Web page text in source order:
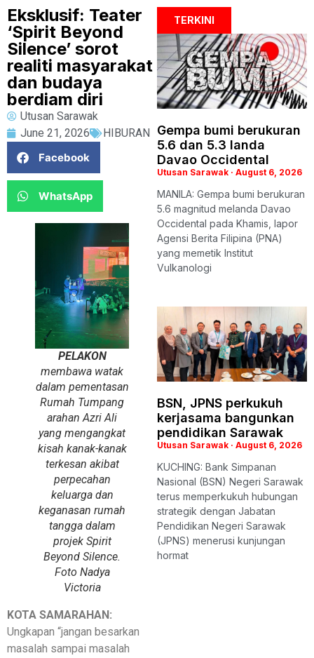
Eksklusif: Teater
‘Spirit Beyond
Silence’ sorot
realiti masyarakat
dan budaya
berdiam diri
Utusan Sarawak
June 21, 2026
HIBURAN
Facebook
WhatsApp
PELAKON
membawa watak
dalam pementasan
Rumah Tumpang
arahan Azri Ali
yang mengangkat
kisah kanak-kanak
terkesan akibat
perpecahan
keluarga dan
keganasan rumah
tangga dalam
projek Spirit
Beyond Silence.
Foto Nadya
Victoria
KOTA SAMARAHAN:
Ungkapan “jangan besarkan
masalah sampai masalah
TERKINI
Gempa bumi berukuran
5.6 dan 5.3 landa
Davao Occidental
Utusan Sarawak August 6, 2026
MANILA: Gempa bumi berukuran
5.6 magnitud melanda Davao
Occidental pada Khamis, lapor
Agensi Berita Filipina (PNA)
yang memetik Institut
Vulkanologi
BSN, JPNS perkukuh
kerjasama bangunkan
pendidikan Sarawak
Utusan Sarawak August 6, 2026
KUCHING: Bank Simpanan
Nasional (BSN) Negeri Sarawak
terus memperkukuh hubungan
strategik dengan Jabatan
Pendidikan Negeri Sarawak
(JPNS) menerusi kunjungan
hormat